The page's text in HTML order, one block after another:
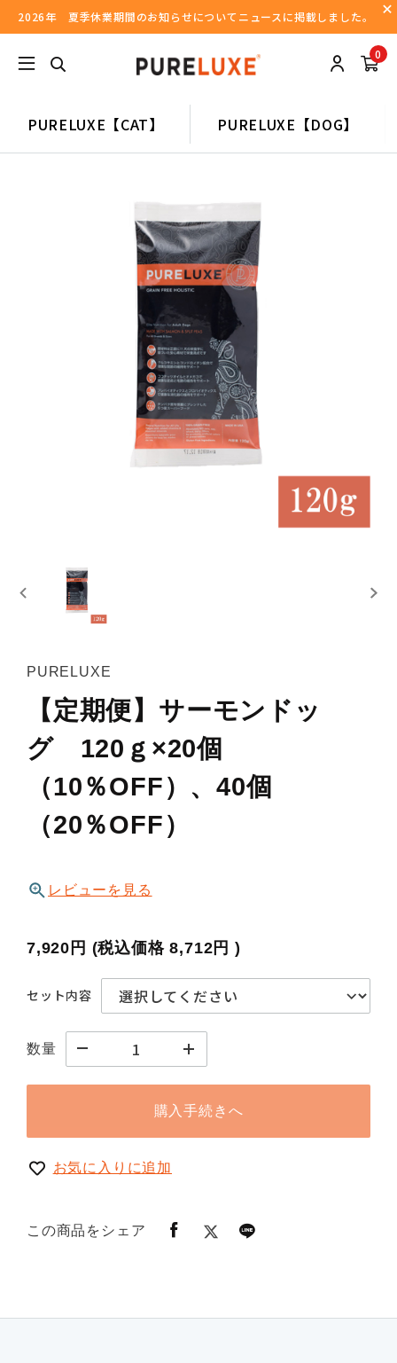
2026年 夏季休業期間のお知らせについてニュースに掲載しました。
0
PURELUXE【CAT】 PURELUXE【DOG】
PURELUXE
【定期便】サーモンドッ
グ 120ｇ×20個
（10％OFF）、40個
（20％OFF）
レビューを見る
7,920円 (税込価格8,712円 )
セット内容
数量
購入手続きへ
お気に入りに追加
この商品をシェア